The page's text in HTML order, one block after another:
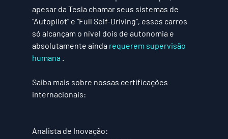
apesar da Tesla chamar seus sistemas de
“Autopilot” e “Full Self-Driving”, esses carros
só alcançam o nível dois de autonomia e
absolutamente ainda requerem supervisão
humana .
Saiba mais sobre nossas certificações
internacionais:
Analista de Inovação: